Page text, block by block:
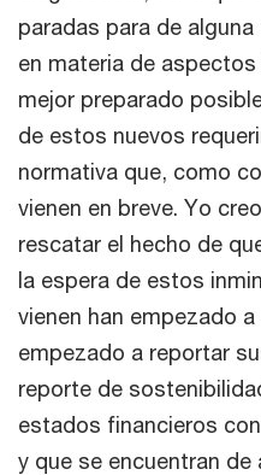
paradas para de
en materia de
mejor preparado
de estos nuevos
normativa que, como
vienen en breve. Yo
rescatar el hecho de
la espera de estos
vienen han empezado
empezado a reportar
reporte de
estados financieros
y que se encuentran de